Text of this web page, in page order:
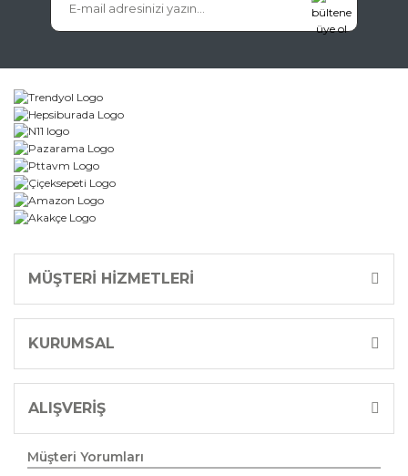
MÜŞTERİ HİZMETLERİ
KURUMSAL
ALIŞVERİŞ
Müşteri Yorumları